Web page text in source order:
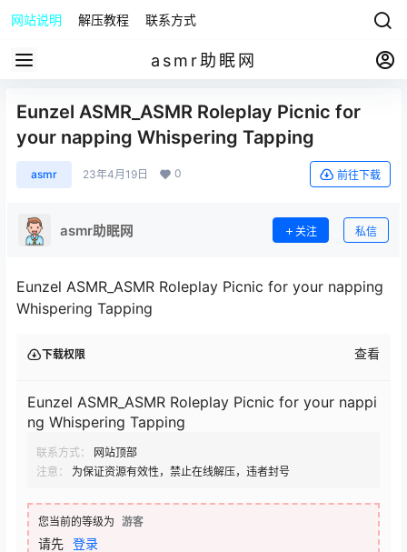
网站说明 解压教程 联系方式
asmr助眠网
Eunzel ASMR_ASMR Roleplay Picnic for
your napping Whispering Tapping
asmr 23年4月19日 0 前往下载
asmr助眠网 关注 私信
Eunzel ASMR_ASMR Roleplay Picnic for your napping
Whispering Tapping
下载权限 查看
Eunzel ASMR_ASMR Roleplay Picnic for your nappi
ng Whispering Tapping
联系方式：
网站顶部
注意：
为保证资源有效性，禁止在线解压，违者封号
您当前的等级为 游客
请先 登录